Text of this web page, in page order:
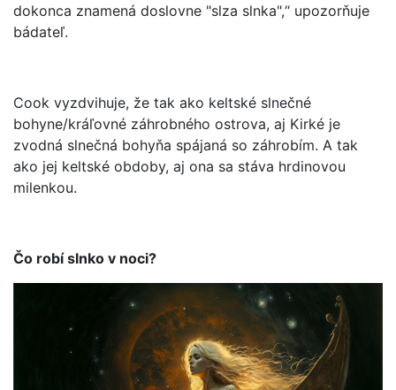
dokonca znamená doslovne "slza slnka",“ upozorňuje
bádateľ.
Cook vyzdvihuje, že tak ako keltské slnečné
bohyne/kráľovné záhrobného ostrova, aj Kirké je
zvodná slnečná bohyňa spájaná so záhrobím. A tak
ako jej keltské obdoby, aj ona sa stáva hrdinovou
milenkou.
Čo robí slnko v noci?